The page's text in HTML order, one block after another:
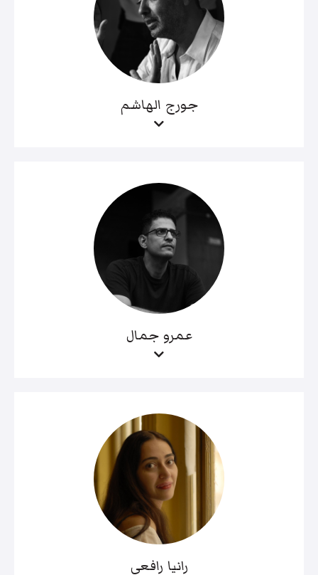
جورج الهاشم
عمرو جمال
رانيا رافعي